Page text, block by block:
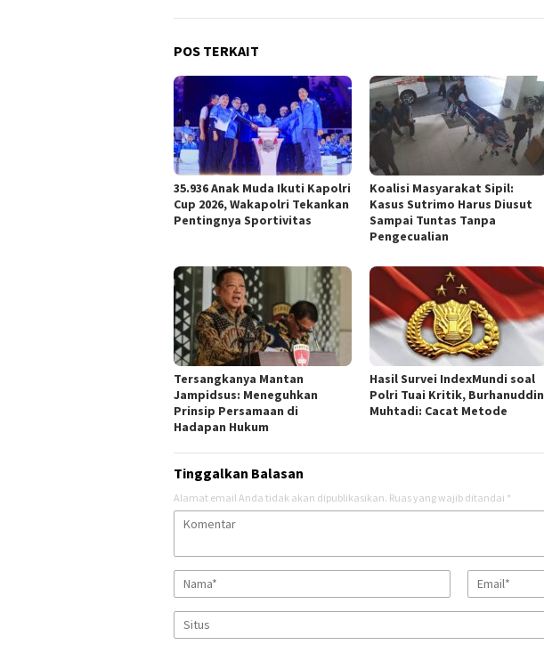
POS TERKAIT
35.936 Anak Muda Ikuti Kapolri
Cup 2026, Wakapolri Tekankan
Pentingnya Sportivitas
Koalisi Masyarakat Sipil:
Kasus Sutrimo Harus Diusut
Sampai Tuntas Tanpa
Pengecualian
Tersangkanya Mantan
Jampidsus: Meneguhkan
Prinsip Persamaan di
Hadapan Hukum
Hasil Survei IndexMundi soal
Polri Tuai Kritik, Burhanuddin
Muhtadi: Cacat Metode
Tinggalkan Balasan
Alamat email Anda tidak akan dipublikasikan. Ruas yang wajib ditandai *